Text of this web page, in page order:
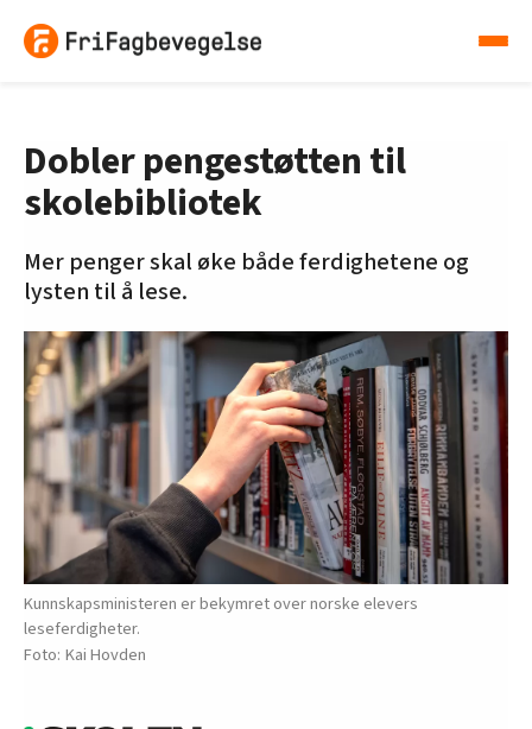
Dobler pengestøtten til
skolebibliotek
Mer penger skal øke både ferdighetene og
lysten til å lese.
Kunnskapsministeren er bekymret over norske elevers
leseferdigheter.
Kai Hovden